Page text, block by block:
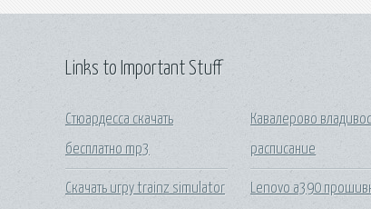
Links to Important Stuff
Стюардесса скачать
бесплатно mp3
Скачать игру trainz simulator
Кавалерово
расписание
Lenovo a390